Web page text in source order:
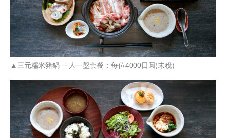
▲三元糯米豬鍋 一人一盤套餐：每位4000日圓(未稅)